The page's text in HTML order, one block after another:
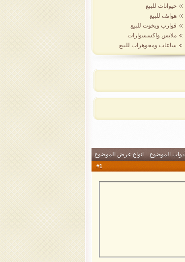
حيوانات للبيع
هواتف للبيع
قوارب ويخوت للبيع
ملابس واكسسوارات
ساعات ومجوهرات للبيع
أدوات الموضوع انواع عرض الموضوع
1